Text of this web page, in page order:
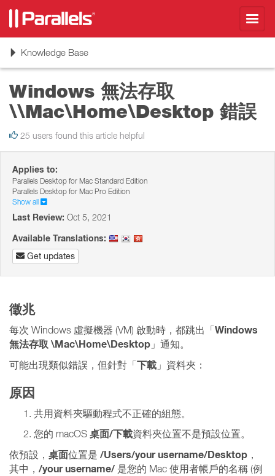
ToggleKnowledge Base
Windows 無法存取
\\Mac\Home\Desktop 錯誤
25 users found this article helpful
Applies to:
Parallels Desktop for Mac Standard Edition
Parallels Desktop for Mac Pro Edition
Show all
Last Review: Oct 5, 2021
Available Translations:
Get updates
徵兆
每次 Windows 虛擬機器 (VM) 啟動時，都跳出「Windows
無法存取 \Mac\Home\Desktop 」通知。
可能出現類似錯誤，但針對「下載 」資料夾：
原因
共用資料夾驅動程式不正確的組態。
您的 macOS 桌面/下載資料夾位置不是預設位置。
依預設， 桌面位置是 /Users/your username/Desktop ，
其中， /your username/ 是您的 Mac 使用者帳戶的名稱 (例